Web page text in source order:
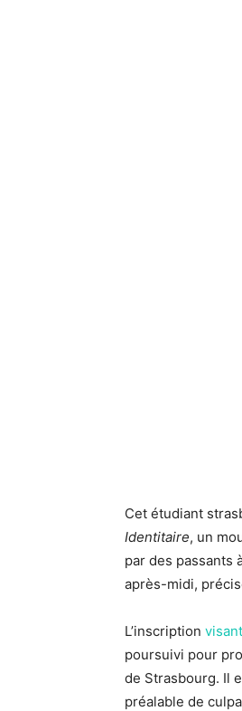
Cet étudiant
Identitaire, un
par des passants
après-midi,
L’inscription
poursuivi pour
de Strasbourg. Il
préalable de